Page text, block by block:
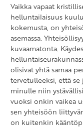
Vaikka vapaat
helluntailaisuus
kokemusta, on
asemassa.
kuvaamatonta.
olisivat yhtä samaa
tervetulleeksi, että
minulle niin
vuoksi onkin vaikea
sen yhteisöön
on kuitenkin